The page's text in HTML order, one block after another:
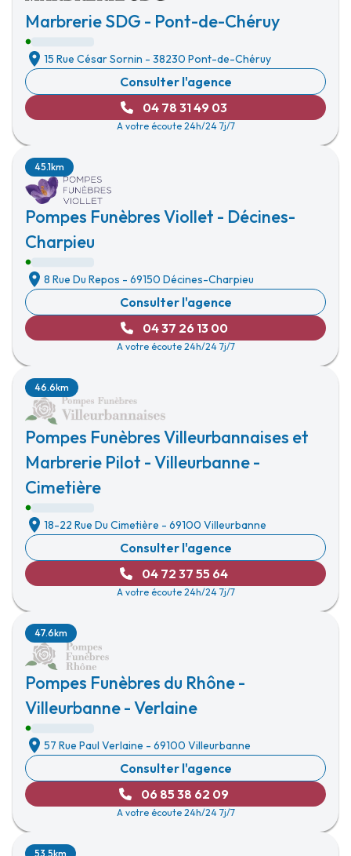
Marbrerie SDG - Pont-de-Chéruy
15 Rue César Sornin - 38230 Pont-de-Chéruy
Consulter l'agence
04 78 31 49 03
A votre écoute 24h/24 7j/7
Pompes Funèbres Viollet - Décines-
Charpieu
45.1km
8 Rue Du Repos - 69150 Décines-Charpieu
Consulter l'agence
04 37 26 13 00
A votre écoute 24h/24 7j/7
Pompes Funèbres Villeurbannaises et
Marbrerie Pilot - Villeurbanne -
Cimetière
46.6km
18-22 Rue Du Cimetière - 69100 Villeurbanne
Consulter l'agence
04 72 37 55 64
A votre écoute 24h/24 7j/7
Pompes Funèbres du Rhône -
Villeurbanne - Verlaine
47.6km
57 Rue Paul Verlaine - 69100 Villeurbanne
Consulter l'agence
06 85 38 62 09
A votre écoute 24h/24 7j/7
53.5km